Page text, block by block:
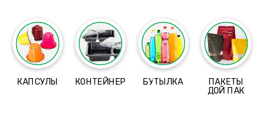
КАПСУЛЫ КОНТЕЙНЕР БУТЫЛКА ПАКЕТЫ
ДОЙ ПАК